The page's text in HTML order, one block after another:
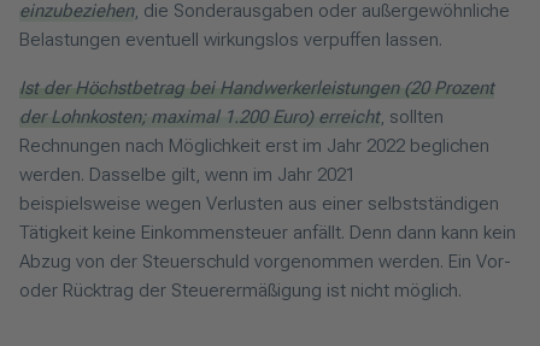
einzubeziehen, die Sonderausgaben oder außergewöhnliche
Belastungen eventuell wirkungslos verpuffen lassen.
Ist der Höchstbetrag bei Handwerkerleistungen (20 Prozent
der Lohnkosten; maximal 1.200 Euro) erreicht, sollten
Rechnungen nach Möglichkeit erst im Jahr 2022 beglichen
werden. Dasselbe gilt, wenn im Jahr 2021
beispielsweise wegen Verlusten aus einer selbstständigen
Tätigkeit keine Einkommensteuer anfällt. Denn dann kann kein
Abzug von der Steuerschuld vorgenommen werden. Ein Vor-
oder Rücktrag der Steuerermäßigung ist nicht möglich.